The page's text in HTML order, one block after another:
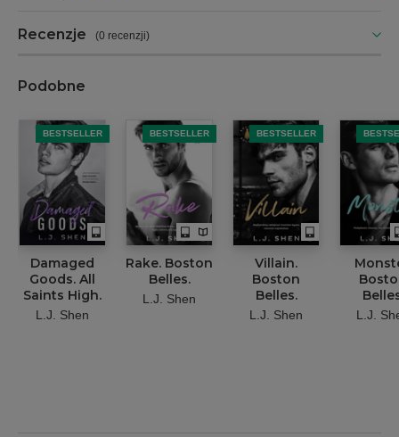
Recenzje (0 recenzji)
Podobne
BESTSELLER
Damaged
Goods. All
Saints High.
L.J. Shen
BESTSELLER
Rake. Boston
Belles.
L.J. Shen
BESTSELLER
Villain.
Boston
Belles.
L.J. Shen L.J.